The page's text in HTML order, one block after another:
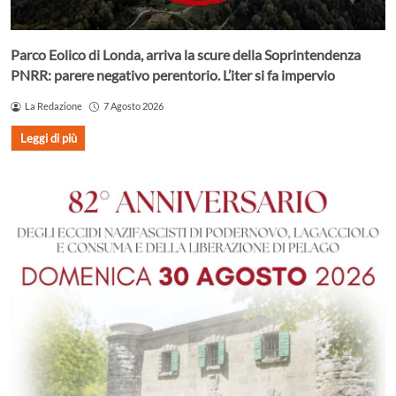
Parco Eolico di Londa, arriva la scure della Soprintendenza
PNRR: parere negativo perentorio. L’iter si fa impervio
La Redazione 7 Agosto 2026
Leggi di più